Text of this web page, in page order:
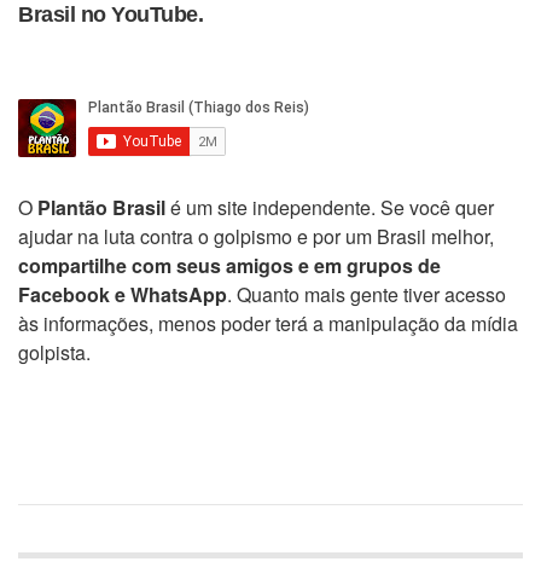
Brasil no YouTube.
O Plantão Brasilé um site independente. Se você quer
ajudar na luta contra o golpismo e por um Brasil melhor,
compartilhe com seus amigos e em grupos de
Facebook e WhatsApp. Quanto mais gente tiver acesso
às informações, menos poder terá a manipulação da mídia
golpista.